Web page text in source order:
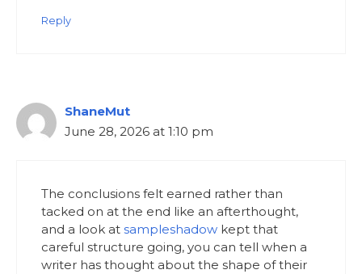
Reply
ShaneMut
June 28, 2026 at 1:10 pm
The conclusions felt earned rather than
tacked on at the end like an afterthought,
and a look at sampleshadow kept that
careful structure going, you can tell when a
writer has thought about the shape of their